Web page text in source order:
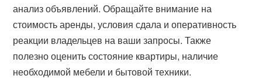
анализ объявлений. Обращайте внимание на
стоимость аренды, условия сдала и оперативность
реакции владельцев на ваши запросы. Также
полезно оценить состояние квартиры, наличие
необходимой мебели и бытовой техники.